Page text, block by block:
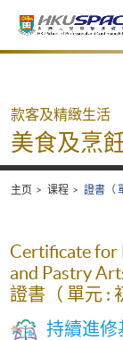
Main
款客及精緻生活
美食及烹
主页 课程 證書（
Certificate for
and Pastry
證書（ 單元 :
持續進修